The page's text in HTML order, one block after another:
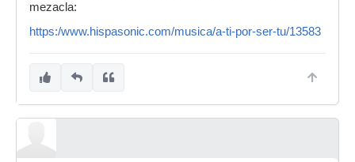
mezacla:
https:/www.hispasonic.com/musica/a-ti-por-ser-tu/13583